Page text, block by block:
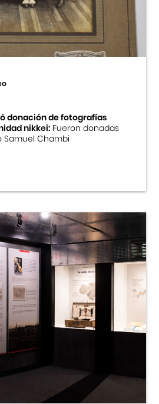
Japonés
Japonesa
Japonés
donación de fotografías
nikkei:Fueron donadas
Samuel Chambi